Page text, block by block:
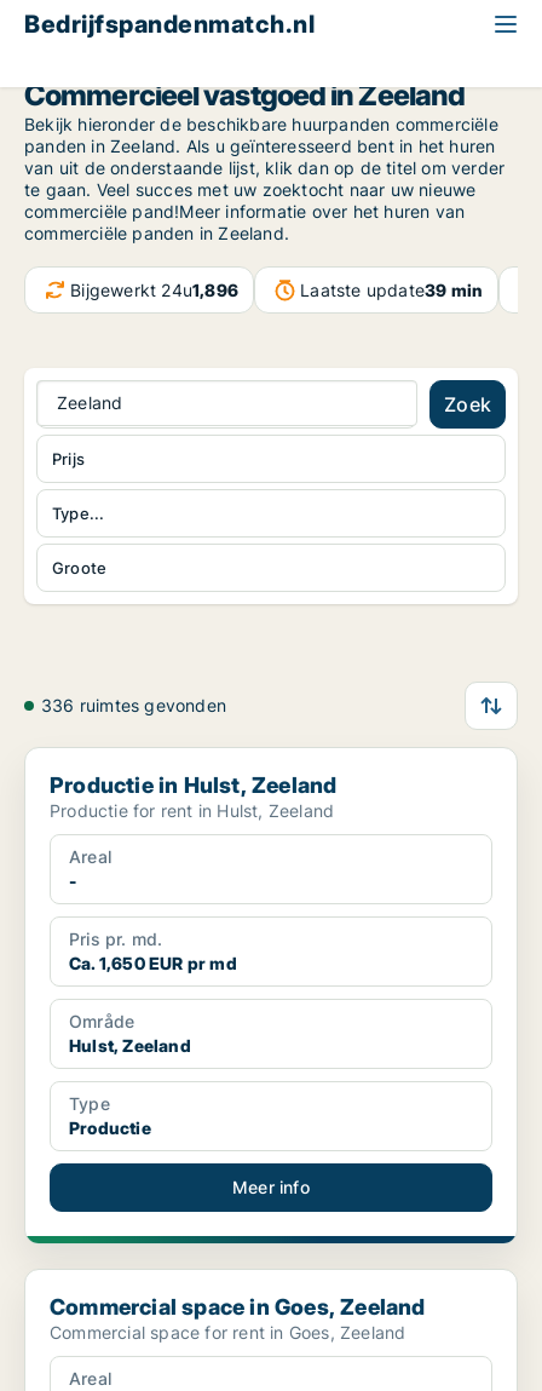
Bedrijfspandenmatch.nl
Commercieel vastgoed in Zeeland
Bekijk hieronder de beschikbare huurpanden commerciële
panden in Zeeland. Als u geïnteresseerd bent in het huren
van uit de onderstaande lijst, klik dan op de titel om verder
te gaan. Veel succes met uw zoektocht naar uw nieuwe
commerciële pand!Meer informatie over het huren van
commerciële panden in Zeeland.
Bijgewerkt 24u1,896 Laatste update39 min
Zeeland Zoek
Type...
Groote
Prijs
336 ruimtes gevonden
Productie in Hulst, Zeeland
Productie in Hulst, Zeeland
Productie for rent in Hulst, Zeeland
Areal
-
Pris pr. md.
Ca. 1,650 EUR pr md
Område
Hulst, Zeeland
Type
Productie
Meer info
Commercial space in Goes, Zeeland
Commercial space in Goes, Zeeland
Commercial space for rent in Goes, Zeeland
Areal